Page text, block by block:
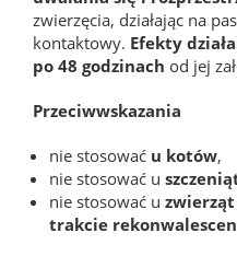
zwierzęcia, działając na
kontaktowy. Efekty
po 48 godzinach od jej
Przeciwwskazania
nie stosować u kotów,
nie stosować u
nie stosować u
trakcie